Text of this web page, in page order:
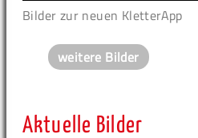
Bilder zur neuen KletterApp
weitere Bilder
Aktuelle Bilder